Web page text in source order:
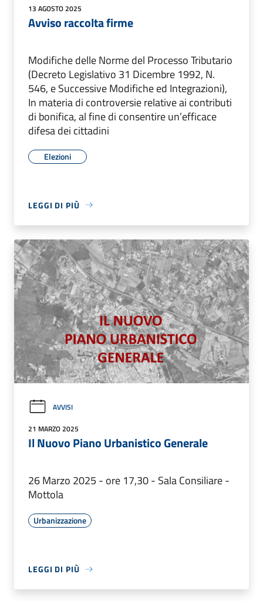
13 AGOSTO 2025
Avviso raccolta firme
Modifiche delle Norme del Processo Tributario
(Decreto Legislativo 31 Dicembre 1992, N.
546, e Successive Modifiche ed Integrazioni),
In materia di controversie relative ai contributi
di bonifica, al fine di consentire un’efficace
difesa dei cittadini
Elezioni
LEGGI DI PIÙ
AVVISI
21 MARZO 2025
Il Nuovo Piano Urbanistico Generale
26 Marzo 2025 - ore 17,30 - Sala Consiliare -
Mottola
Urbanizzazione
LEGGI DI PIÙ